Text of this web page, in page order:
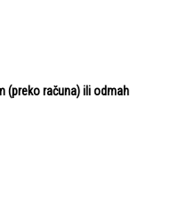
(preko računa) ili odmah